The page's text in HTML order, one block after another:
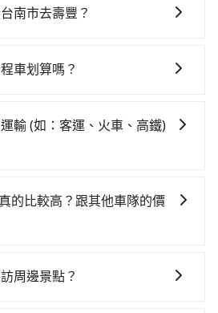
！從最早06:03一直到22:23，台
達高鐵站後，步行進站、現場購
鐘出站、等待車站前排班的計程
分鐘、車費5,700元後，抵達花
法執照的計程車僅有4,100多輛，
4.6%，換句話說，臨時要叫小黃
路。但如果全程使用tripool並到
南市去壽豐？
市東區有約10間租車車行，比方
座如Hyundai Starex或
$4,500起，油錢（每公里約3
，超過還會額外加收100~2,000
大多數的租車公司都沒有提供甲
，但如果你當天只需要單程前
車划算嗎？
Taxi、Yoxi等，如果在路邊攔不
至附近的計程車隊，如台一大車
法計程車約4,140輛，計程車密度
說要臨時叫到小黃的難度是台北
台南市有些計程車司機不按錶計
輸 (如：客運、火車、高鐵)
具價格不同，可先確定您的預
眾運輸通常較便宜。 行程：需多
時包車較方便舒適且每個人攤提
的比較高？跟其他車隊的價
經營的業者，有以短程與城市為
周邊景點？